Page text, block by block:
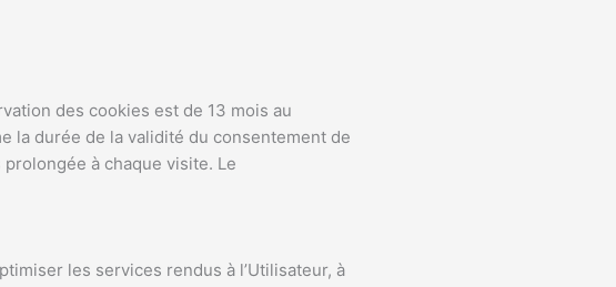
des cookies est de 13 mois au
la durée de la validité du consentement de
prolongée à chaque visite. Le
les services rendus à l’Utilisateur, à